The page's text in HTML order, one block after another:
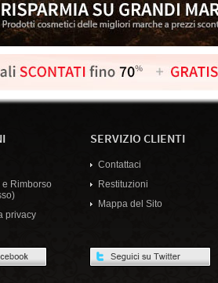
e Rimborso
privacy
SERVIZIO CLIENTI
Contattaci
Restituzioni
Mappa del Sito